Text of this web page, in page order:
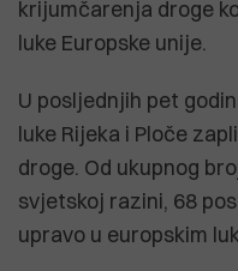
krijumčarenja droge
luke Europske unije.
U posljednjih pet
luke Rijeka i Ploče
droge. Od ukupnog
svjetskoj razini, 68
upravo u europskim